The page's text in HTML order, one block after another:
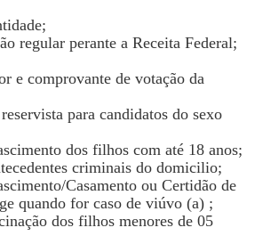
regular perante a Receita Federal;
e comprovante de votação da
para candidatos do sexo
dos filhos com até 18 anos;
criminais do domicilio;
Casamento ou Certidão de
quando for caso de viúvo (a) ;
dos filhos menores de 05